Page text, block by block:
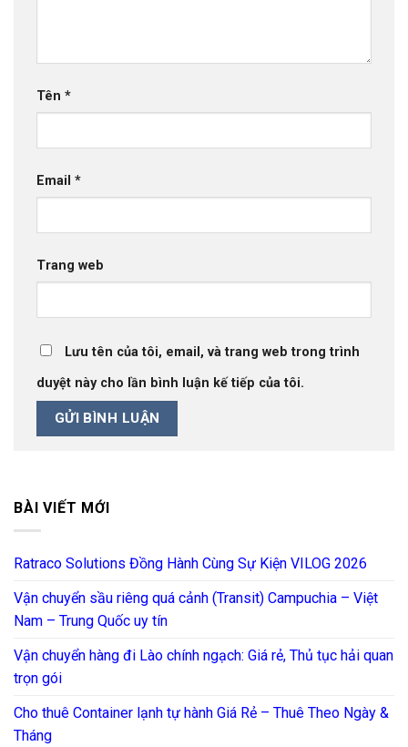
Tên *
Email *
Trang web
Lưu tên của tôi, email, và trang web trong trình
duyệt này cho lần bình luận kế tiếp của tôi.
BÀI VIẾT MỚI
Ratraco Solutions Đồng Hành Cùng Sự Kiện VILOG 2026
Vận chuyển sầu riêng quá cảnh (Transit) Campuchia – Việt
Nam – Trung Quốc uy tín
Vận chuyển hàng đi Lào chính ngạch: Giá rẻ, Thủ tục hải quan
trọn gói
Cho thuê Container lạnh tự hành Giá Rẻ – Thuê Theo Ngày &
Tháng